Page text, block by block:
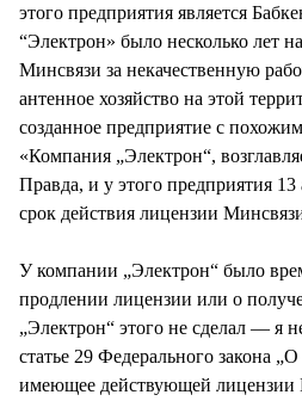
этого предприятия является
“Электрон» было несколько лет
Минсвязи за некачественную
антенное хозяйство на этой
созданное предприятие с
«Компания „Электрон“,
Правда, и у этого предприятия 13
срок действия лицензии
У компании „Электрон“ было
продлении лицензии или о
„Электрон“ этого не сделал — я
статье 29 Федерального закона
имеющее действующей лицензии